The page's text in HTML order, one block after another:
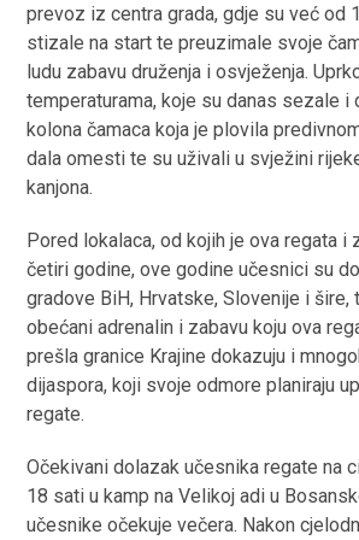
prevoz iz centra grada, gdje su već od
stizale na start te preuzimale svoje
ludu zabavu druženja i osvježenja.
temperaturama, koje su danas sezale i
kolona čamaca koja je plovila
dala omesti te su uživali u svježini
kanjona.
Pored lokalaca, od kojih je ova regata i
četiri godine, ove godine učesnici su
gradove BiH, Hrvatske, Slovenije i šire,
obećani adrenalin i zabavu koju ova
prešla granice Krajine dokazuju i
dijaspora, koji svoje odmore planiraju
regate.
Očekivani dolazak učesnika regate na
18 sati u kamp na Velikoj adi u
učesnike očekuje večera. Nakon